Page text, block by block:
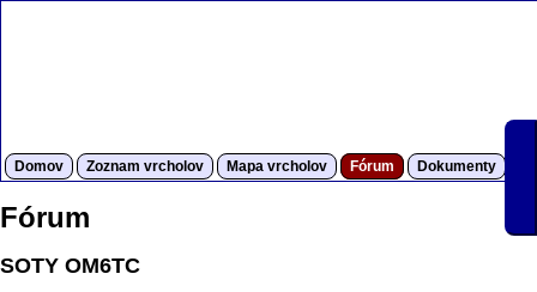
Domov Zoznam vrcholov Mapa vrcholov Fórum Dokumenty
Fórum
SOTY OM6TC